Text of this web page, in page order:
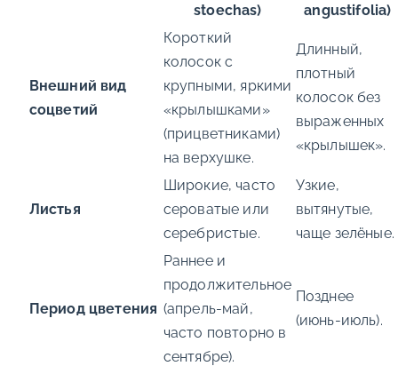
stoechas)
angustifolia)
Внешний вид
соцветий
Короткий
колосок с
крупными, яркими
«крылышками»
(прицветниками)
на верхушке.
Длинный,
плотный
колосок без
выраженных
«крылышек».
Листья
Широкие, часто
сероватые или
серебристые.
Узкие,
вытянутые,
чаще зелёные.
Период цветения
Раннее и
продолжительное
(апрель-май,
часто повторно в
сентябре).
Позднее
(июнь-июль).